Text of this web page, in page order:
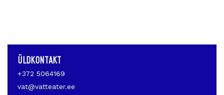
ÜLDKONTAKT
+372 5064169
vat@vatteater.ee